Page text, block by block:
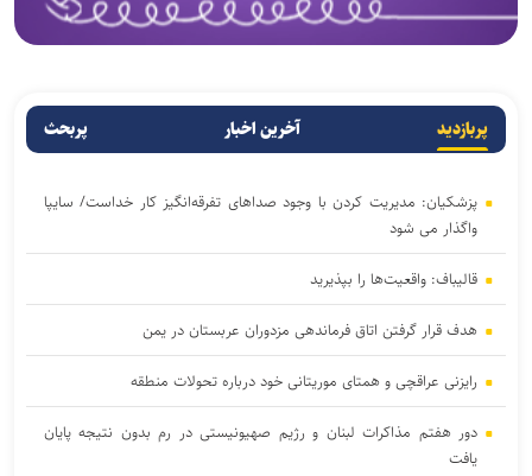
پربازدید آخرین اخبار پربحث
پزشکیان: مدیریت کردن با وجود صداهای تفرقه‌انگیز کار خداست/ سایپا
واگذار می شود
قالیباف: واقعیت‌ها را بپذیرید
هدف قرار گرفتن اتاق‌ فرماندهی مزدوران عربستان در یمن
رایزنی عراقچی و همتای موریتانی خود درباره تحولات منطقه
دور هفتم مذاکرات لبنان و رژیم صهیونیستی در رم بدون نتیجه پایان
یافت